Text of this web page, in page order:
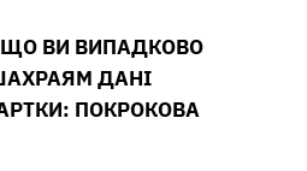
ВИ ВИПАДКОВО
ДАНІ
ПОКРОКОВА